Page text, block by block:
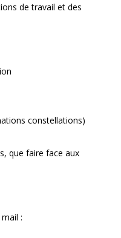
de travail et des
constellations)
que faire face aux
: